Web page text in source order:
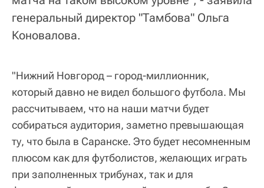
генеральный директор "Тамбова" Ольга
Коновалова.
"Нижний Новгород – город-миллионник,
который давно не видел большого футбола. Мы
рассчитываем, что на наши матчи будет
собираться аудитория, заметно превышающая
ту, что была в Саранске. Это будет несомненным
плюсом как для футболистов, желающих играть
при заполненных трибунах, так и для